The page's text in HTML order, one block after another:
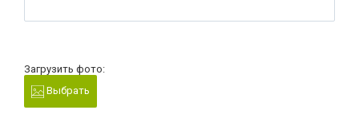
Загрузить фото:
Выбрать